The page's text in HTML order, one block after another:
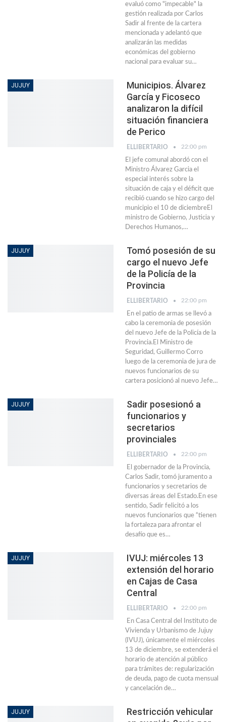
evaluó como "impecable" la
gestión realizada por Carlos
Sadir al frente de la cartera
mencionada y adelantó que
analizarán las medidas
económicas del gobierno
nacional para evaluar su…
JUJUY
Municipios. Álvarez
García y Ficoseco
analizaron la difícil
situación financiera
de Perico
ELLIBERTARIO 22:00 pm
El jefe comunal abordó con el
Ministro Álvarez Garcia el
especial interés sobre la
situación de caja y el déficit que
recibió cuando se hizo cargo del
municipio el 10 de diciembreEl
ministro de Gobierno, Justicia y
Derechos Humanos,…
JUJUY
Tomó posesión de su
cargo el nuevo Jefe
de la Policía de la
Provincia
ELLIBERTARIO 22:00 pm
En el patio de armas se llevó a
cabo la ceremonia de posesión
del nuevo Jefe de la Policía de la
Provincia.El Ministro de
Seguridad, Guillermo Corro
luego de la ceremonia de jura de
nuevos funcionarios de su
cartera posicionó al nuevo Jefe…
JUJUY
Sadir posesionó a
funcionarios y
secretarios
provinciales
ELLIBERTARIO 22:00 pm
El gobernador de la Provincia,
Carlos Sadir, tomó juramento a
funcionarios y secretarios de
diversas áreas del Estado.En ese
sentido, Sadir felicitó a los
nuevos funcionarios que “tienen
la fortaleza para afrontar el
desafío que es…
JUJUY
IVUJ: miércoles 13
extensión del horario
en Cajas de Casa
Central
ELLIBERTARIO 22:00 pm
En Casa Central del Instituto de
Vivienda y Urbanismo de Jujuy
(IVUJ), únicamente el miércoles
13 de diciembre, se extenderá el
horario de atención al público
para trámites de: regularización
de deuda, pago de cuota mensual
y cancelación de…
JUJUY
Restricción vehicular